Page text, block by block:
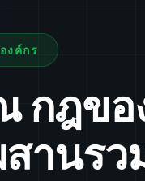
งค์กร
กฎข
านร